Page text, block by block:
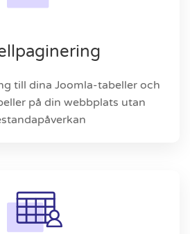
till dina Joomla-tabeller och
på din webbplats utan